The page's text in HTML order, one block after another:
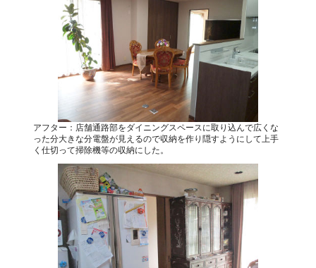
アフター：店舗通路部をダイニングスペースに取り込んで広くな
った分大きな分電盤が見えるので収納を作り隠すようにして上手
く仕切って掃除機等の収納にした。